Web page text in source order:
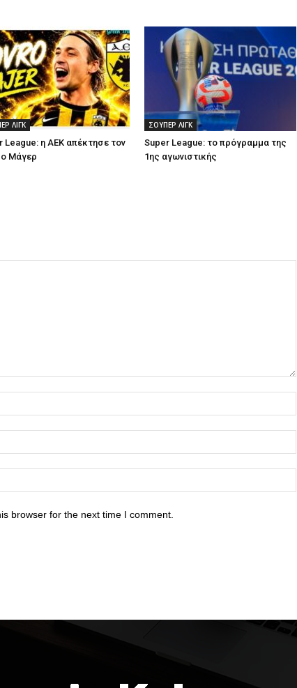
ΛΙΓΚ
League: η ΑΕΚ απέκτησε τον
Μάγερ
ΣΟΥΠΕΡ ΛΙΓΚ
Super League: το πρόγραμμα της
1ης αγωνιστικής
browser for the next time I comment.